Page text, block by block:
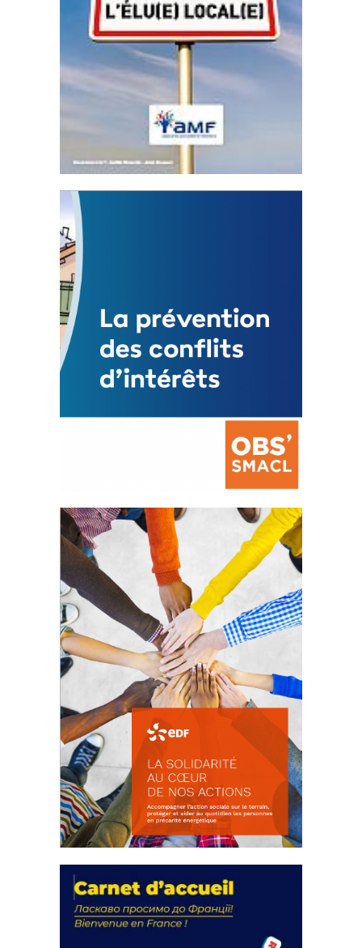
Statut de l’élu local
3 avril 2024
Mise à jour avril 2024
FEUILLETER
La prévention des conflits
d’intérêts
18 septembre 2023
FEUILLETER
actions
18 septembre 2023
FEUILLETER